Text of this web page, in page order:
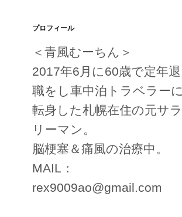
プロフィール
＜青風むーちん＞
2017年6月に60歳で定年退
職をし車中泊トラベラーに
転身した札幌在住の元サラ
リーマン。
脳梗塞＆痛風の治療中。
MAIL：
rex9009ao@gmail.com